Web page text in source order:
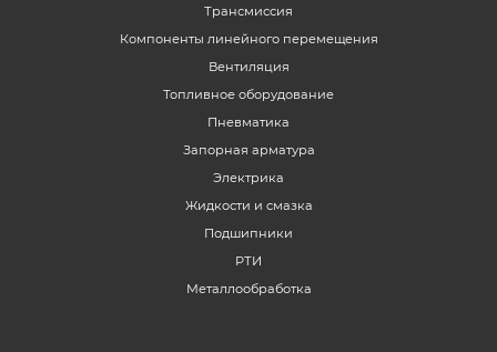
Трансмиссия
Компоненты линейного перемещения
Вентиляция
Топливное оборудование
Пневматика
Запорная арматура
Электрика
Жидкости и смазка
Подшипники
РТИ
Металлообработка